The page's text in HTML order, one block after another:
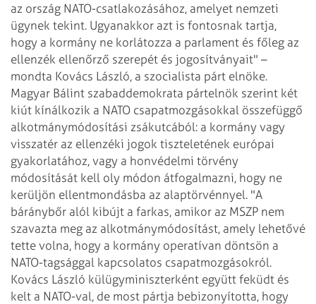
az ország NATO-csatlakozásához, amelyet nemzeti
ügynek tekint. Ugyanakkor azt is fontosnak tartja,
hogy a kormány ne korlátozza a parlament és főleg az
ellenzék ellenőrző szerepét és jogosítványait" –
mondta Kovács László, a szocialista párt elnöke.
Magyar Bálint szabaddemokrata pártelnök szerint két
kiút kínálkozik a NATO csapatmozgásokkal összefüggő
alkotmánymódosítási zsákutcából: a kormány vagy
visszatér az ellenzéki jogok tiszteletének európai
gyakorlatához, vagy a honvédelmi törvény
módosítását kell oly módon átfogalmazni, hogy ne
kerüljön ellentmondásba az alaptörvénnyel. "A
báránybőr alól kibújt a farkas, amikor az MSZP nem
szavazta meg az alkotmánymódosítást, amely lehetővé
tette volna, hogy a kormány operatívan döntsön a
NATO-tagsággal kapcsolatos csapatmozgásokról.
Kovács László külügyminiszterként együtt feküdt és
kelt a NATO-val, de most pártja bebizonyította, hogy